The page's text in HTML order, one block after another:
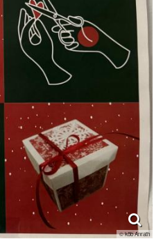
© köb Anrath